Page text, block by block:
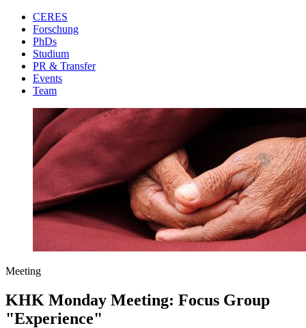
CERES
Forschung
PhDs
Studium
PR & Transfer
Events
Team
Meeting
KHK Monday Meeting: Focus Group
"Experience"